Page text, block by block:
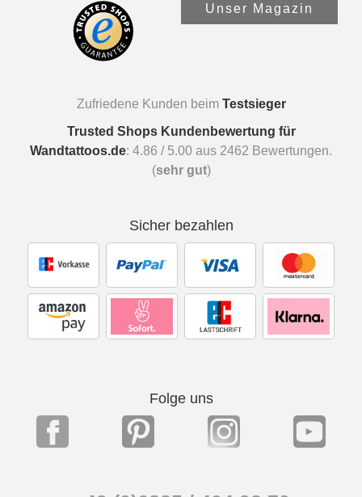
Unser Magazin
Zufriedene Kunden beim Testsieger
Trusted Shops Kundenbewertung für
Wandtattoos.de: 4.86 / 5.00 aus 2462 Bewertungen.
(sehr gut)
Sicher bezahlen
Folge uns